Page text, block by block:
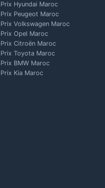
Prix Hyundai Maroc
Prix Peugeot Maroc
Prix Volkswagen Maroc
Prix Opel Maroc
Prix Citroën Maroc
Prix Toyota Maroc
Prix BMW Maroc
Prix Kia Maroc